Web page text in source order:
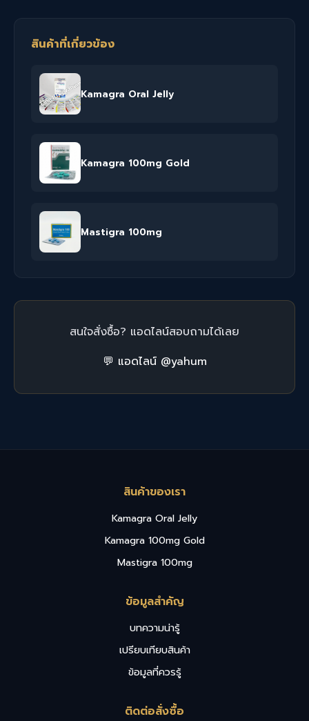
สินค้าที่เกี่ยวข้อง
Kamagra Oral Jelly
Kamagra 100mg Gold
Mastigra 100mg
สนใจสั่งซื้อ? แอดไลน์สอบถามได้เลย
💬 แอดไลน์ @yahum
สินค้าของเรา
Kamagra Oral Jelly
Kamagra 100mg Gold
Mastigra 100mg
ข้อมูลสำคัญ
บทความน่ารู้
เปรียบเทียบสินค้า
ข้อมูลที่ควรรู้
ติดต่อสั่งซื้อ